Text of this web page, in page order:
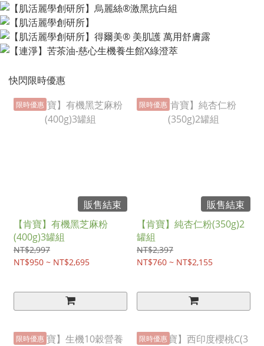
快閃限時優惠
限時優惠
販售結束
【肯寶】有機黑芝麻粉
(400g)3罐組
NT$2,997
NT$950 ~ NT$2,695
限時優惠
販售結束
【肯寶】純杏仁粉(350g)2
罐組
NT$2,397
NT$760 ~ NT$2,155
限時優惠 限時優惠